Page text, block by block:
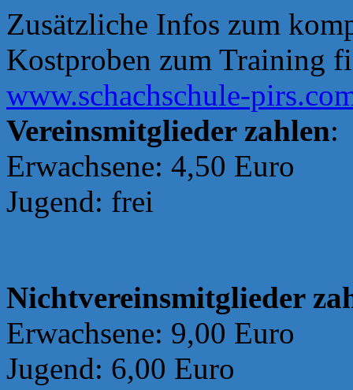
Zusätzliche Infos zum
Kostproben zum Training
www.schachschule-
Vereinsmitglieder zahlen:
Erwachsene: 4,50 Euro
Jugend: frei
Nichtvereinsmitglieder
Erwachsene: 9,00 Euro
Jugend: 6,00 Euro